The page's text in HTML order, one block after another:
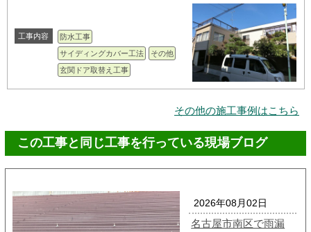
工事内容
防水工事
サイディングカバー工法
その他
玄関ドア取替え工事
その他の施工事例はこちら
この工事と同じ工事を行っている現場ブログ
2026年08月02日
名古屋市南区で雨漏